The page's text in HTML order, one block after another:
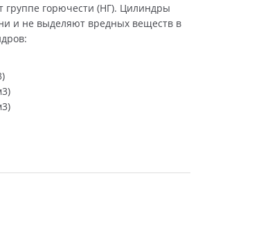
группе горючести (НГ). Цилиндры
и не выделяют вредных веществ в